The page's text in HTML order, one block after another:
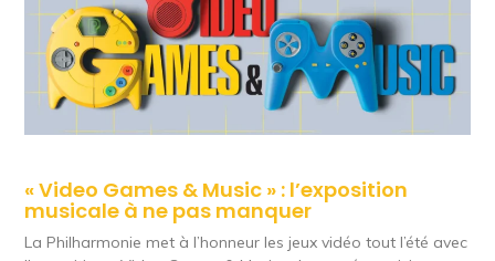
« Video Games & Music » : l’exposition
musicale à ne pas manquer
La Philharmonie met à l’honneur les jeux vidéo tout l’été avec